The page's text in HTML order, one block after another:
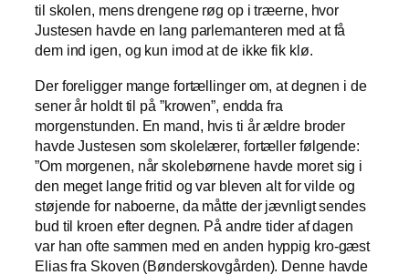
til skolen, mens drengene røg op i træerne, hvor
Justesen havde en lang parlemanteren med at få
dem ind igen, og kun imod at de ikke fik klø.
Der foreligger mange fortællinger om, at degnen i de
sener år holdt til på ”krowen”, endda fra
morgenstunden. En mand, hvis ti år ældre broder
havde Justesen som skolelærer, fortæller følgende:
”Om morgenen, når skolebørnene havde moret sig i
den meget lange fritid og var bleven alt for vilde og
støjende for naboerne, da måtte der jævnligt sendes
bud til kroen efter degnen. På andre tider af dagen
var han ofte sammen med en anden hyppig kro-gæst
Elias fra Skoven (Bønderskovgården). Denne havde